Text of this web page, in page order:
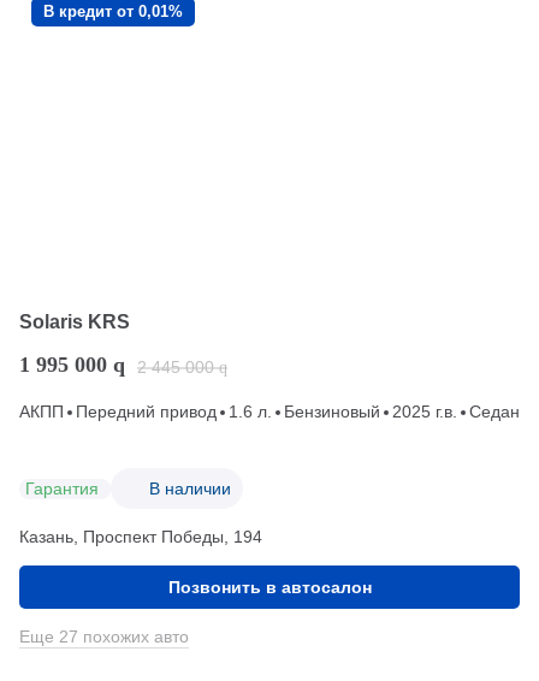
В кредит от 0,01%
Solaris KRS
1 995 000 q 2 445 000 q
АКПП Передний привод 1.6 л. Бензиновый 2025 г.в. Седан
Гарантия В наличии
Казань, Проспект Победы, 194
Позвонить в автосалон
Еще 27 похожих авто